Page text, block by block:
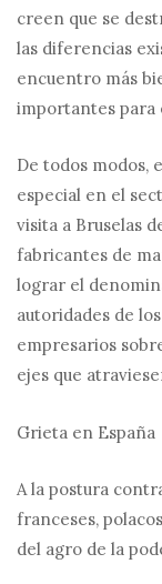
creen que se
las diferencias
encuentro más
importantes para
De todos modos,
especial en el
visita a Bruselas
fabricantes de
lograr el
autoridades de
empresarios
ejes que
Grieta en España
A la postura
franceses,
del agro de la